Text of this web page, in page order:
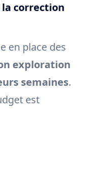
correction
en place des
exploration
semaines.
est